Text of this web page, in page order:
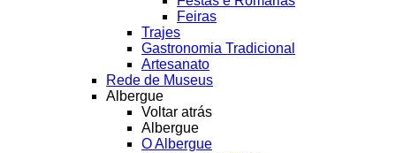
Feiras
Trajes
Gastronomia Tradicional
Artesanato
Rede de Museus
Albergue
Voltar atrás
Albergue
O Albergue